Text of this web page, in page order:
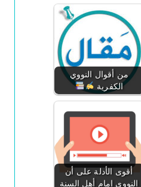
من أقوال النووي
الكفرية
أقوى الأدلة على أن
النووي إمام أهل السنة